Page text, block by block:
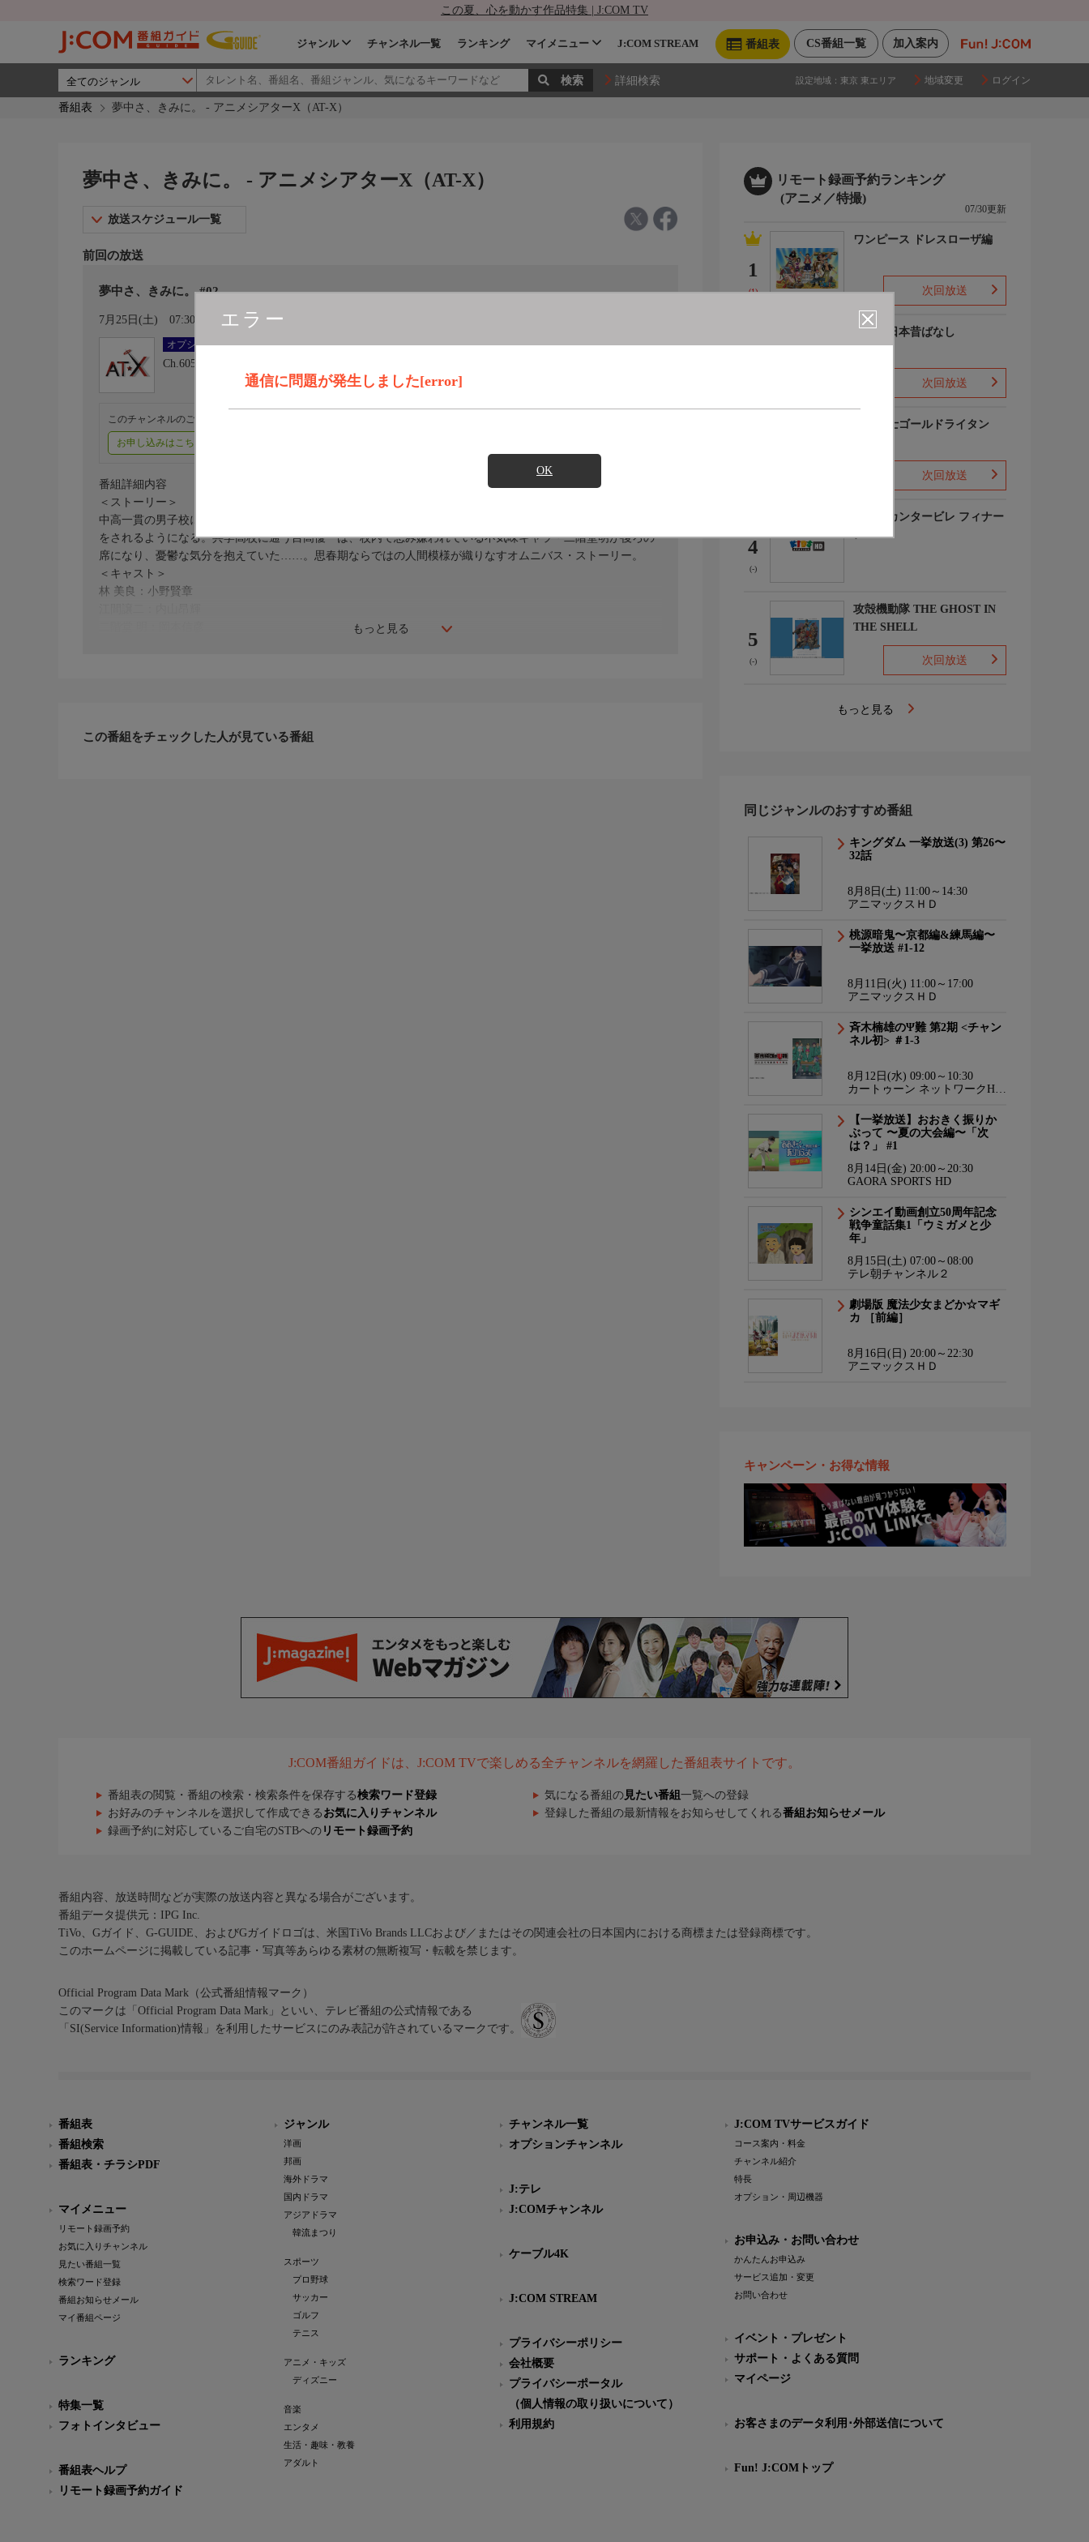
この夏、心を動かす作品特集 | J:COM TV
加入案内
CS番組一覧
番組表
ジャンル チャンネル一覧 ランキング マイメニュー J:COM STREAM
詳細検索 設定地域： 東京 東エリア 地域変更 ログイン
番組表 夢中さ、きみに。 - アニメシアターX（AT-X）
エラー
通信に問題が発生しました[error]
OK
夢中さ、きみに。 - アニメシアターX（AT-X）
放送スケジュール一覧
前回の放送
夢中さ、きみに。 #02
7月25日(土) 07:30〜08:00 カレンダー登録
オプション
Ch.605
このチャンネルのご視聴には、オプションチャンネル(有料)のご契約が必要となります。
お申し込みはこちら
もっと見る
番組詳細内容
＜ストーリー＞
中高一貫の男子校に通う江間譲二は、体育祭がきっかけで風変わりなクラスメート・林美良から変な絡まれ方
をされるようになる。共学高校に通う目高優一は、校内で忌み嫌われている不気味キャラ・二階堂明が後ろの
席になり、憂鬱な気分を抱えていた……。思春期ならではの人間模様が織りなすオムニバス・ストーリー。
＜キャスト＞
林 美良：小野賢章
この番組をチェックした人が見ている番組
リモート録画予約ランキング
(アニメ／特撮)
07/30更新
1
(1)
ワンピース ドレスローザ編
次回放送
まんが日本昔ばなし
次回放送
黄金戦士ゴールドライタン
次回放送
4
(-)
のだめカンタービレ フィナー
レ
5
(-)
攻殻機動隊 THE GHOST IN
THE SHELL
次回放送
もっと見る
同じジャンルのおすすめ番組
キングダム 一挙放送(3) 第26〜
32話
8月8日(土) 11:00～14:30
アニマックスＨＤ
桃源暗鬼〜京都編&練馬編〜
一挙放送 #1-12
8月11日(火) 11:00～17:00
アニマックスＨＤ
斉木楠雄のΨ難 第2期 <チャン
ネル初> ＃1-3
8月12日(水) 09:00～10:30
カートゥーン ネットワークHD
【一挙放送】おおきく振りか
ぶって 〜夏の大会編〜「次
は？」 #1
8月14日(金) 20:00～20:30
GAORA SPORTS HD
シンエイ動画創立50周年記念
戦争童話集1「ウミガメと少
年」
8月15日(土) 07:00～08:00
テレ朝チャンネル２
劇場版 魔法少女まどか☆マギ
カ ［前編］
8月16日(日) 20:00～22:30
アニマックスＨＤ
キャンペーン・お得な情報
J:COM番組ガイドは、J:COM TVで楽しめる全チャンネルを網羅した番組表サイトです。
番組表の閲覧・番組の検索・検索条件を保存する検索ワード登録 気になる番組の 見たい番組 一覧への登録
お好みのチャンネルを選択して作成できる お気に入りチャンネル 登録した番組の最新情報をお知らせしてくれる番組お知らせメール
録画予約に対応しているご自宅のSTBへの リモート録画予約
番組内容、放送時間などが実際の放送内容と異なる場合がございます。
番組データ提供元：IPG Inc.
TiVo、Gガイド、G-GUIDE、およびGガイドロゴは、米国TiVo Brands LLCおよび／またはその関連会社の日本国内における商標または登録商標です。
このホームページに掲載している記事・写真等あらゆる素材の無断複写・転載を禁じます。
Official Program Data Mark（公式番組情報マーク）
このマークは「Official Program Data Mark」といい、テレビ番組の公式情報である
「SI(Service Information)情報」を利用したサービスにのみ表記が許されているマークです。
番組表
番組検索
番組表・チラシPDF
マイメニュー
リモート録画予約
お気に入りチャンネル
見たい番組一覧
検索ワード登録
番組お知らせメール
マイ番組ページ
ランキング
特集一覧
フォトインタビュー
番組表ヘルプ
リモート録画予約ガイド
ジャンル
洋画
邦画
海外ドラマ
国内ドラマ
アジアドラマ
韓流まつり
スポーツ
プロ野球
サッカー
ゴルフ
テニス
アニメ・キッズ
ディズニー
音楽
エンタメ
生活・趣味・教養
アダルト
チャンネル一覧
オプションチャンネル
J:テレ
J:COMチャンネル
ケーブル4K
J:COM STREAM
プライバシーポリシー
会社概要
プライバシーポータル
（個人情報の取り扱いについて）
利用規約
J:COM TVサービスガイド
コース案内・料金
チャンネル紹介
特長
オプション・周辺機器
お申込み・お問い合わせ
かんたんお申込み
サービス追加・変更
お問い合わせ
イベント・プレゼント
サポート・よくある質問
マイページ
お客さまのデータ利用･外部送信について
Fun! J:COMトップ